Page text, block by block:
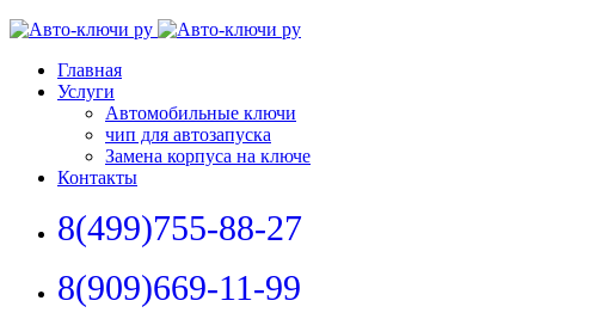
Главная
Услуги
Автомобильные ключи
чип для автозапуска
Замена корпуса на ключе
Контакты
8(499)755-88-27
8(909)669-11-99